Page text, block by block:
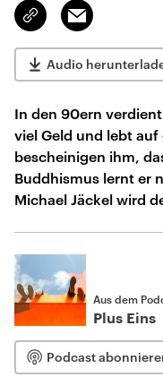
Link
kopieren/teilen
Email
Audio
In den 90ern
viel Geld und lebt
bescheinigen ihm,
Buddhismus lernt er
Michael Jäckel wird
Aus dem
Plus Eins
Podcast